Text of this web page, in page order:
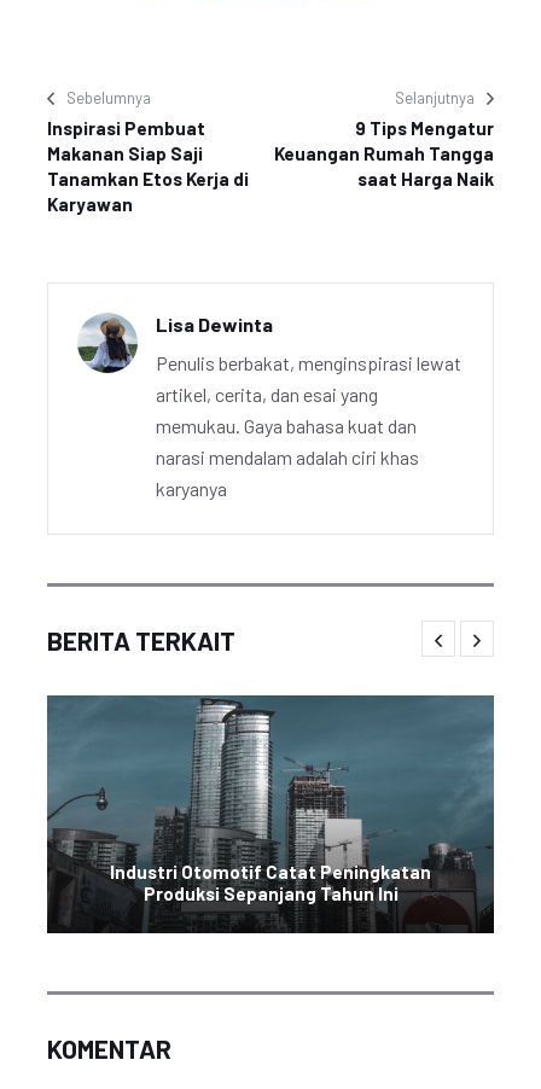
Sebelumnya
Inspirasi Pembuat
Makanan Siap Saji
Tanamkan Etos Kerja di
Karyawan
Selanjutnya
9 Tips Mengatur
Keuangan Rumah Tangga
saat Harga Naik
Lisa Dewinta
Penulis berbakat, menginspirasi lewat
artikel, cerita, dan esai yang
memukau. Gaya bahasa kuat dan
narasi mendalam adalah ciri khas
karyanya
BERITA TERKAIT
Industri Otomotif Catat Peningkatan
Produksi Sepanjang Tahun Ini
KOMENTAR